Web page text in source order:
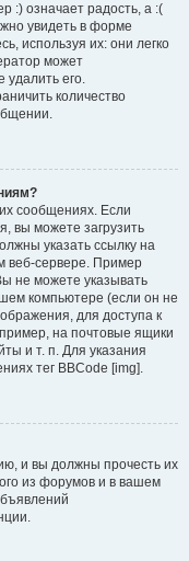
:) означает радость, а :(
увидеть в форме
используя их: они легко
может
его.
количество
сообщениях. Если
вы можете загрузить
указать ссылку на
веб-сервере. Пример
не можете указывать
компьютере (если он не
для доступа к
на почтовые ящики
и т. п. Для указания
тег BBCode [img].
и вы должны прочесть их
из форумов и в вашем